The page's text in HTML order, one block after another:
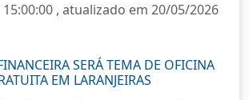
, atualizado em 20/05/2026
SERÁ TEMA DE OFICINA
EM LARANJEIRAS